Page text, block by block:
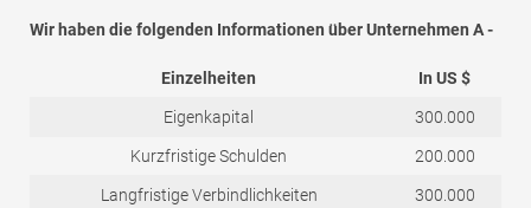
Wir haben die folgenden Informationen über Unternehmen A -
Einzelheiten In US $
Eigenkapital 300.000
Kurzfristige Schulden 200.000
Langfristige Verbindlichkeiten 300.000